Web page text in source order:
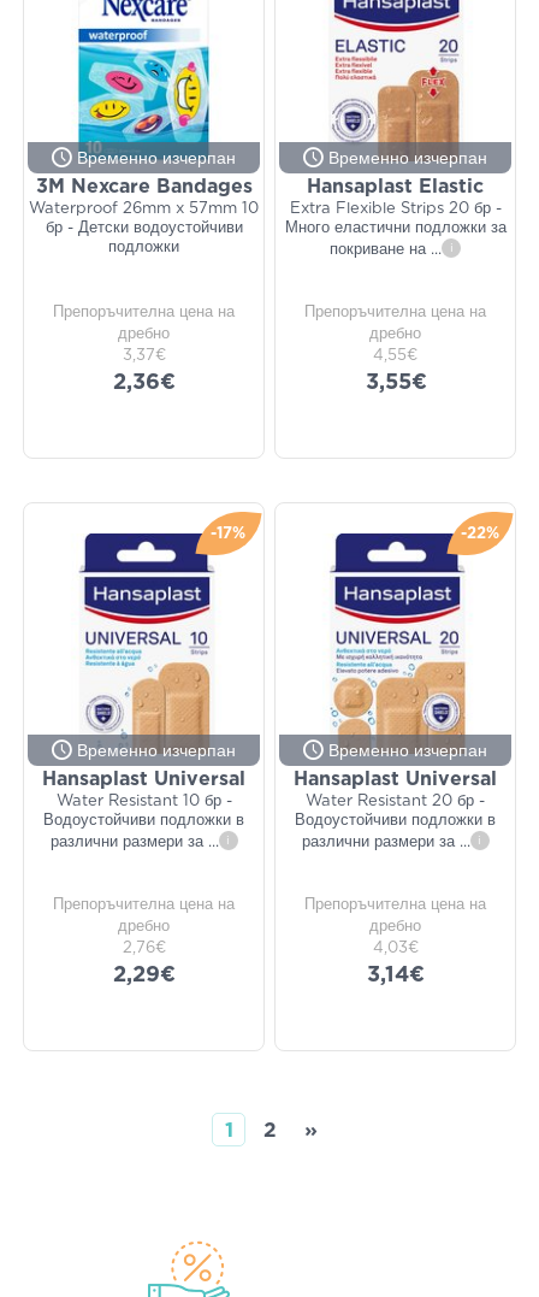
Временно изчерпан
3M Nexcare Bandages
Waterproof 26mm x 57mm 10
бр - Детски водоустойчиви
подложки
Препоръчителна цена на
дребно
3,37€
2,36€
Временно изчерпан
Hansaplast Elastic
Extra Flexible Strips 20 бр -
Много еластични подложки за
покриване на ... i
Препоръчителна цена на
дребно
4,55€
3,55€
-17%
Временно изчерпан
Hansaplast Universal
Water Resistant 10 бр -
Водоустойчиви подложки в
различни размери за ... i
Препоръчителна цена на
дребно
2,76€
2,29€
-22%
Временно изчерпан
Hansaplast Universal
Water Resistant 20 бр -
Водоустойчиви подложки в
различни размери за ... i
Препоръчителна цена на
дребно
4,03€
3,14€
1 2 »